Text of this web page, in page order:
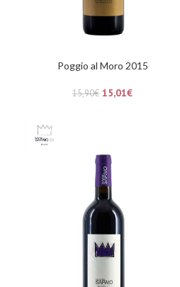
Poggio al Moro 2015
15,90€ 15,01€